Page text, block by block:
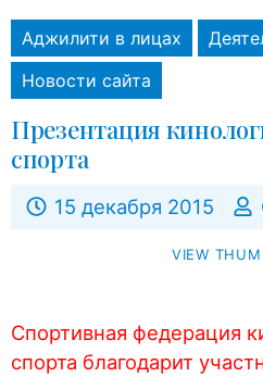
Аджилити в лицах
Новости сайта
Презентация
спорта
15 декабря 2015
VIEW
Спортивная федерация
спорта благодарит